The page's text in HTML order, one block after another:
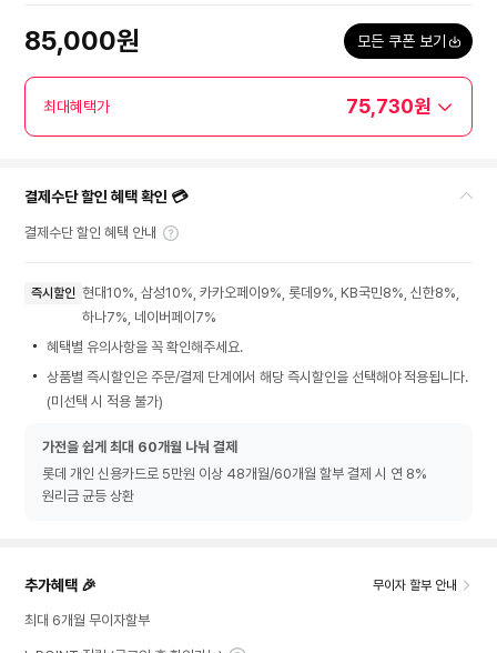
85,000원 모든 쿠폰 보기
최대혜택가 75,730원
결제수단 할인 혜택 확인 💳
결제수단 할인 혜택 안내
즉시할인 현대10%, 삼성10%, 카카오페이9%, 롯데9%, KB국민8%, 신한8%,
하나7%, 네이버페이7%
혜택별 유의사항을 꼭 확인해주세요.
상품별 즉시할인은 주문/결제 단계에서 해당 즉시할인을 선택해야 적용됩니다.
(미선택 시 적용 불가)
가전을 쉽게 최대 60개월 나눠 결제
롯데 개인 신용카드로 5만원 이상 48개월/60개월 할부 결제 시 연 8%
원리금 균등 상환
추가혜택 🎉 무이자 할부 안내
최대 6개월 무이자할부